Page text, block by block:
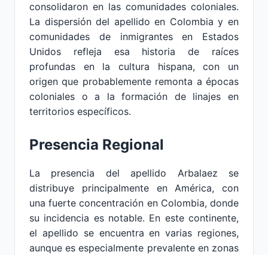
consolidaron en las comunidades coloniales.
La dispersión del apellido en Colombia y en
comunidades de inmigrantes en Estados
Unidos refleja esa historia de raíces
profundas en la cultura hispana, con un
origen que probablemente remonta a épocas
coloniales o a la formación de linajes en
territorios específicos.
Presencia Regional
La presencia del apellido Arbalaez se
distribuye principalmente en América, con
una fuerte concentración en Colombia, donde
su incidencia es notable. En este continente,
el apellido se encuentra en varias regiones,
aunque es especialmente prevalente en zonas